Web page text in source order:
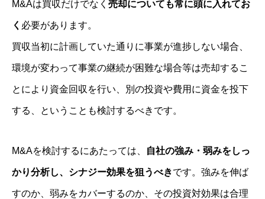
M&Aは買収だけでなく 売却についても常に頭に入れてお
く 必要があります。
買収当初に計画していた通りに事業が進捗しない場合、
環境が変わって事業の継続が困難な場合等は売却するこ
とにより資金回収を行い、別の投資や費用に資金を投下
する、ということも検討するべきです。
M&Aを検討するにあたっては、 自社の強み・弱みをしっ
かり分析し、シナジー効果を狙うべきです。強みを伸ば
すのか、弱みをカバーするのか、その投資対効果は合理